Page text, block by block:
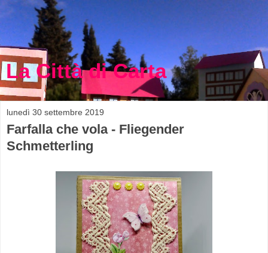
La Città di Carta
lunedì 30 settembre 2019
Farfalla che vola - Fliegender
Schmetterling